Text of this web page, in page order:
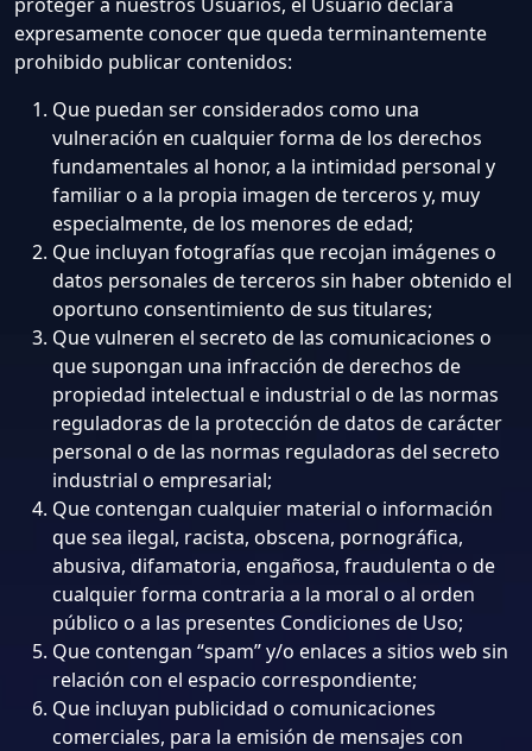
expresamente conocer que queda terminantemente
prohibido publicar contenidos:
Que puedan ser considerados como una
vulneración en cualquier forma de los derechos
fundamentales al honor, a la intimidad personal y
familiar o a la propia imagen de terceros y, muy
especialmente, de los menores de edad;
Que incluyan fotografías que recojan imágenes o
datos personales de terceros sin haber obtenido el
oportuno consentimiento de sus titulares;
Que vulneren el secreto de las comunicaciones o
que supongan una infracción de derechos de
propiedad intelectual e industrial o de las normas
reguladoras de la protección de datos de carácter
personal o de las normas reguladoras del secreto
industrial o empresarial;
Que contengan cualquier material o información
que sea ilegal, racista, obscena, pornográfica,
abusiva, difamatoria, engañosa, fraudulenta o de
cualquier forma contraria a la moral o al orden
público o a las presentes Condiciones de Uso;
Que contengan “spam” y/o enlaces a sitios web sin
relación con el espacio correspondiente;
Que incluyan publicidad o comunicaciones
comerciales, para la emisión de mensajes con